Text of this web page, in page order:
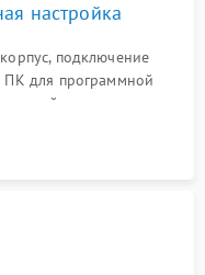
настройка
подключение
ПК для программной
порогов
старения АКБ.